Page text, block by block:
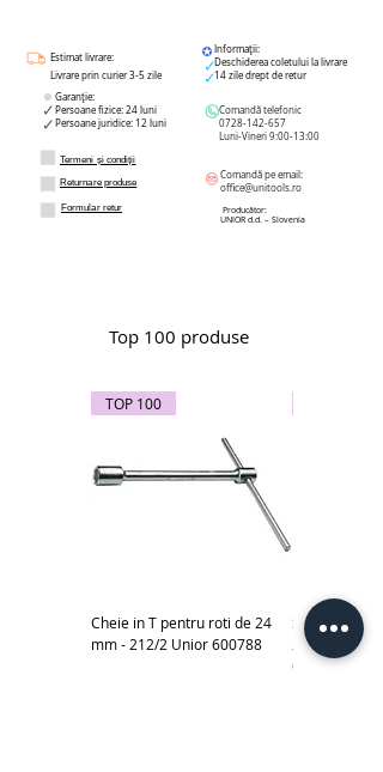
Estimat livrare:
Livrare prin curier 3-5 zile
Garanție:
Persoane fizice: 24 luni
Persoane juridice: 12 luni
Termeni și condiții
Returnare produse
Formular retur
Informații:
Deschiderea coletului la livrare
14 zile drept de retur
Comandă telefonic
0728-142-657
Luni-Vineri 9:00-13:00
Comandă pe email:
office@unitools.ro
Producător:
UNIOR d.d. – Slovenia
Top 100 produse
TOP 100
Cheie in T pentru roti de 24
mm - 212/2 Unior 600788
Subler
270A Unior
619881